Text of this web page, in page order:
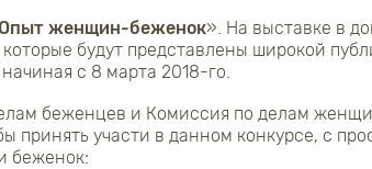
женщин-беженок». На выставке в
будут представлены широкой
с 8 марта 2018-го.
беженцев и Комиссия по делам
участи в данном конкурсе, с
беженок: